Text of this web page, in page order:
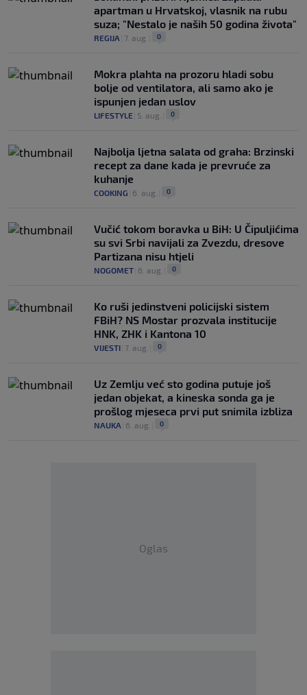
apartman u Hrvatskoj, vlasnik na rubu
suza; "Nestalo je naših 50 godina života"
REGIJA 7. aug. 0
Mokra plahta na prozoru hladi sobu
bolje od ventilatora, ali samo ako je
ispunjen jedan uslov
LIFESTYLE 5. aug. 0
Najbolja ljetna salata od graha: Brzinski
recept za dane kada je prevruće za
kuhanje
COOKING 6. aug. 0
Vučić tokom boravka u BiH: U Čipuljićima
su svi Srbi navijali za Zvezdu, dresove
Partizana nisu htjeli
NOGOMET 6. aug. 0
Ko ruši jedinstveni policijski sistem
FBiH? NS Mostar prozvala institucije
HNK, ZHK i Kantona 10
VIJESTI 7. aug. 0
Uz Zemlju već sto godina putuje još
jedan objekat, a kineska sonda ga je
prošlog mjeseca prvi put snimila izbliza
NAUKA 6. aug. 0
Oglas